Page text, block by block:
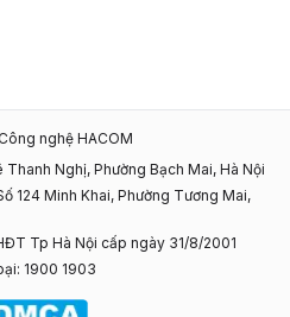
nghệ HACOM
Thanh Nghị, Phường Bạch Mai, Hà Nội
124 Minh Khai, Phường Tương Mai,
Tp Hà Nội cấp ngày 31/8/2001
1900 1903